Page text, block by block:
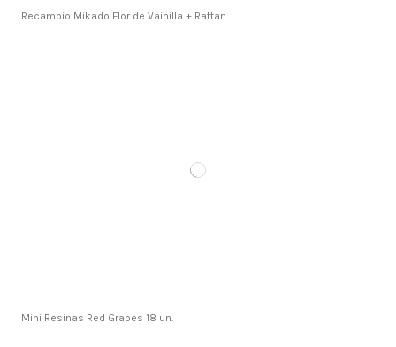
Recambio Mikado Flor de Vainilla + Rattan
Mini Resinas Red Grapes 18 un.